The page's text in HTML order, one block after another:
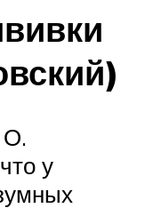
О.
у